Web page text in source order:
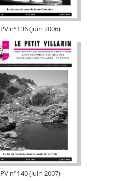
PV n°136 (juin 2006)
PV n°140 (juin 2007)